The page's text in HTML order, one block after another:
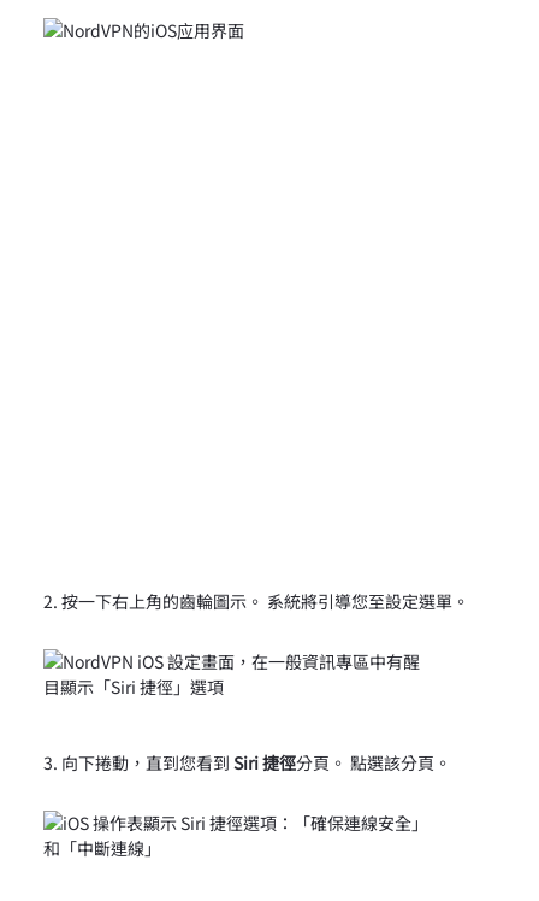
按一下右上角的齒輪圖示。 系統將引導您至設定選單。
向下捲動，直到您看到 Siri 捷徑分頁。 點選該分頁。